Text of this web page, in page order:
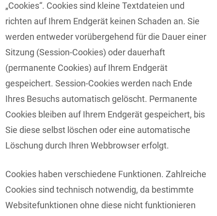
„Cookies“. Cookies sind kleine Textdateien und
richten auf Ihrem Endgerät keinen Schaden an. Sie
werden entweder vorübergehend für die Dauer einer
Sitzung (Session-Cookies) oder dauerhaft
(permanente Cookies) auf Ihrem Endgerät
gespeichert. Session-Cookies werden nach Ende
Ihres Besuchs automatisch gelöscht. Permanente
Cookies bleiben auf Ihrem Endgerät gespeichert, bis
Sie diese selbst löschen oder eine automatische
Löschung durch Ihren Webbrowser erfolgt.
Cookies haben verschiedene Funktionen. Zahlreiche
Cookies sind technisch notwendig, da bestimmte
Websitefunktionen ohne diese nicht funktionieren